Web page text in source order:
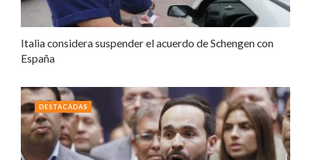
Italia considera suspender el acuerdo de Schengen con
España
DESTACADAS